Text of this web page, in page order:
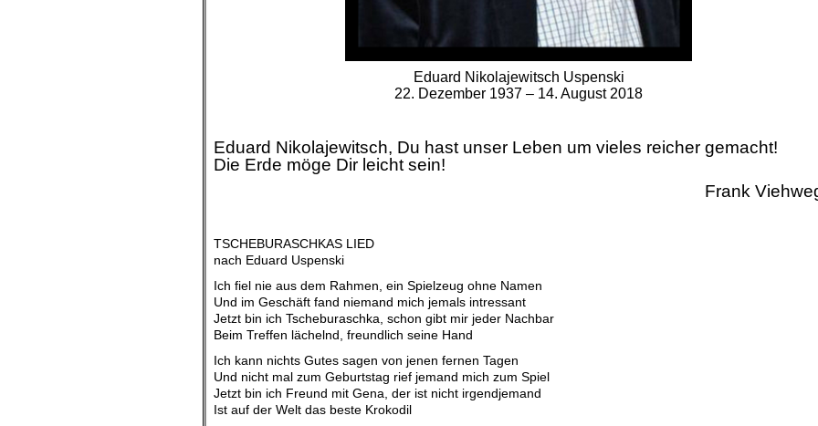
Eduard Nikolajewitsch Uspenski
22. Dezember 1937 – 14. August 2018
Eduard Nikolajewitsch, Du hast unser Leben um vieles reicher gemacht!
Die Erde möge Dir leicht sein!
Frank
TSCHEBURASCHKAS LIED
nach Eduard Uspenski
Ich fiel nie aus dem Rahmen, ein Spielzeug ohne Namen
Und im Geschäft fand niemand mich jemals intressant
Jetzt bin ich Tscheburaschka, schon gibt mir jeder Nachbar
Beim Treffen lächelnd, freundlich seine Hand
Ich kann nichts Gutes sagen von jenen fernen Tagen
Und nicht mal zum Geburtstag rief jemand mich zum Spiel
Jetzt bin ich Freund mit Gena, der ist nicht irgendjemand
Ist auf der Welt das beste Krokodil